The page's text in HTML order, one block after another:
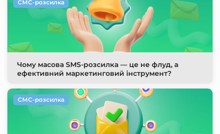
Чому масова SMS-розсилка — це не флуд, а
ефективний маркетинговий інструмент?
СМС-розсилка
СМС-розсилка